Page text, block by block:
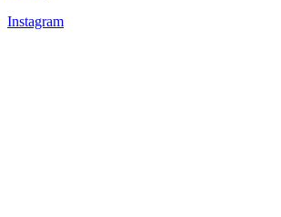
Instagram